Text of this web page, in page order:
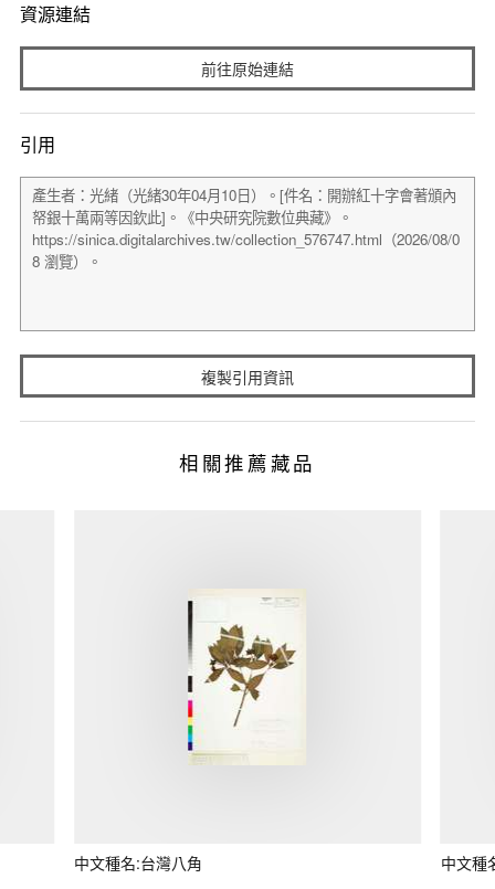
資源連結
前往原始連結
引用
複製引用資訊
相關推薦藏品
中文種名:台灣八角 中文種